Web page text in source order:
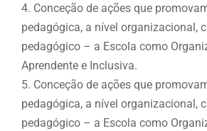
4. Conceção de ações que
pedagógica, a nível organizacional,
pedagógico – a Escola como
Aprendente e Inclusiva.
5. Conceção de ações que
pedagógica, a nível organizacional,
pedagógico – a Escola como